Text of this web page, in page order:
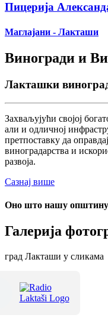
Пицерија
Маглајани - Лакташи
Виногради и
Лакташки
Захваљујући својој
али и одличној
претпоставку да
виноградарства и
развоја.
Сазнај више
Оно што нашу општину
Галерија
град Лакташи у сликама
Терме Лакташи